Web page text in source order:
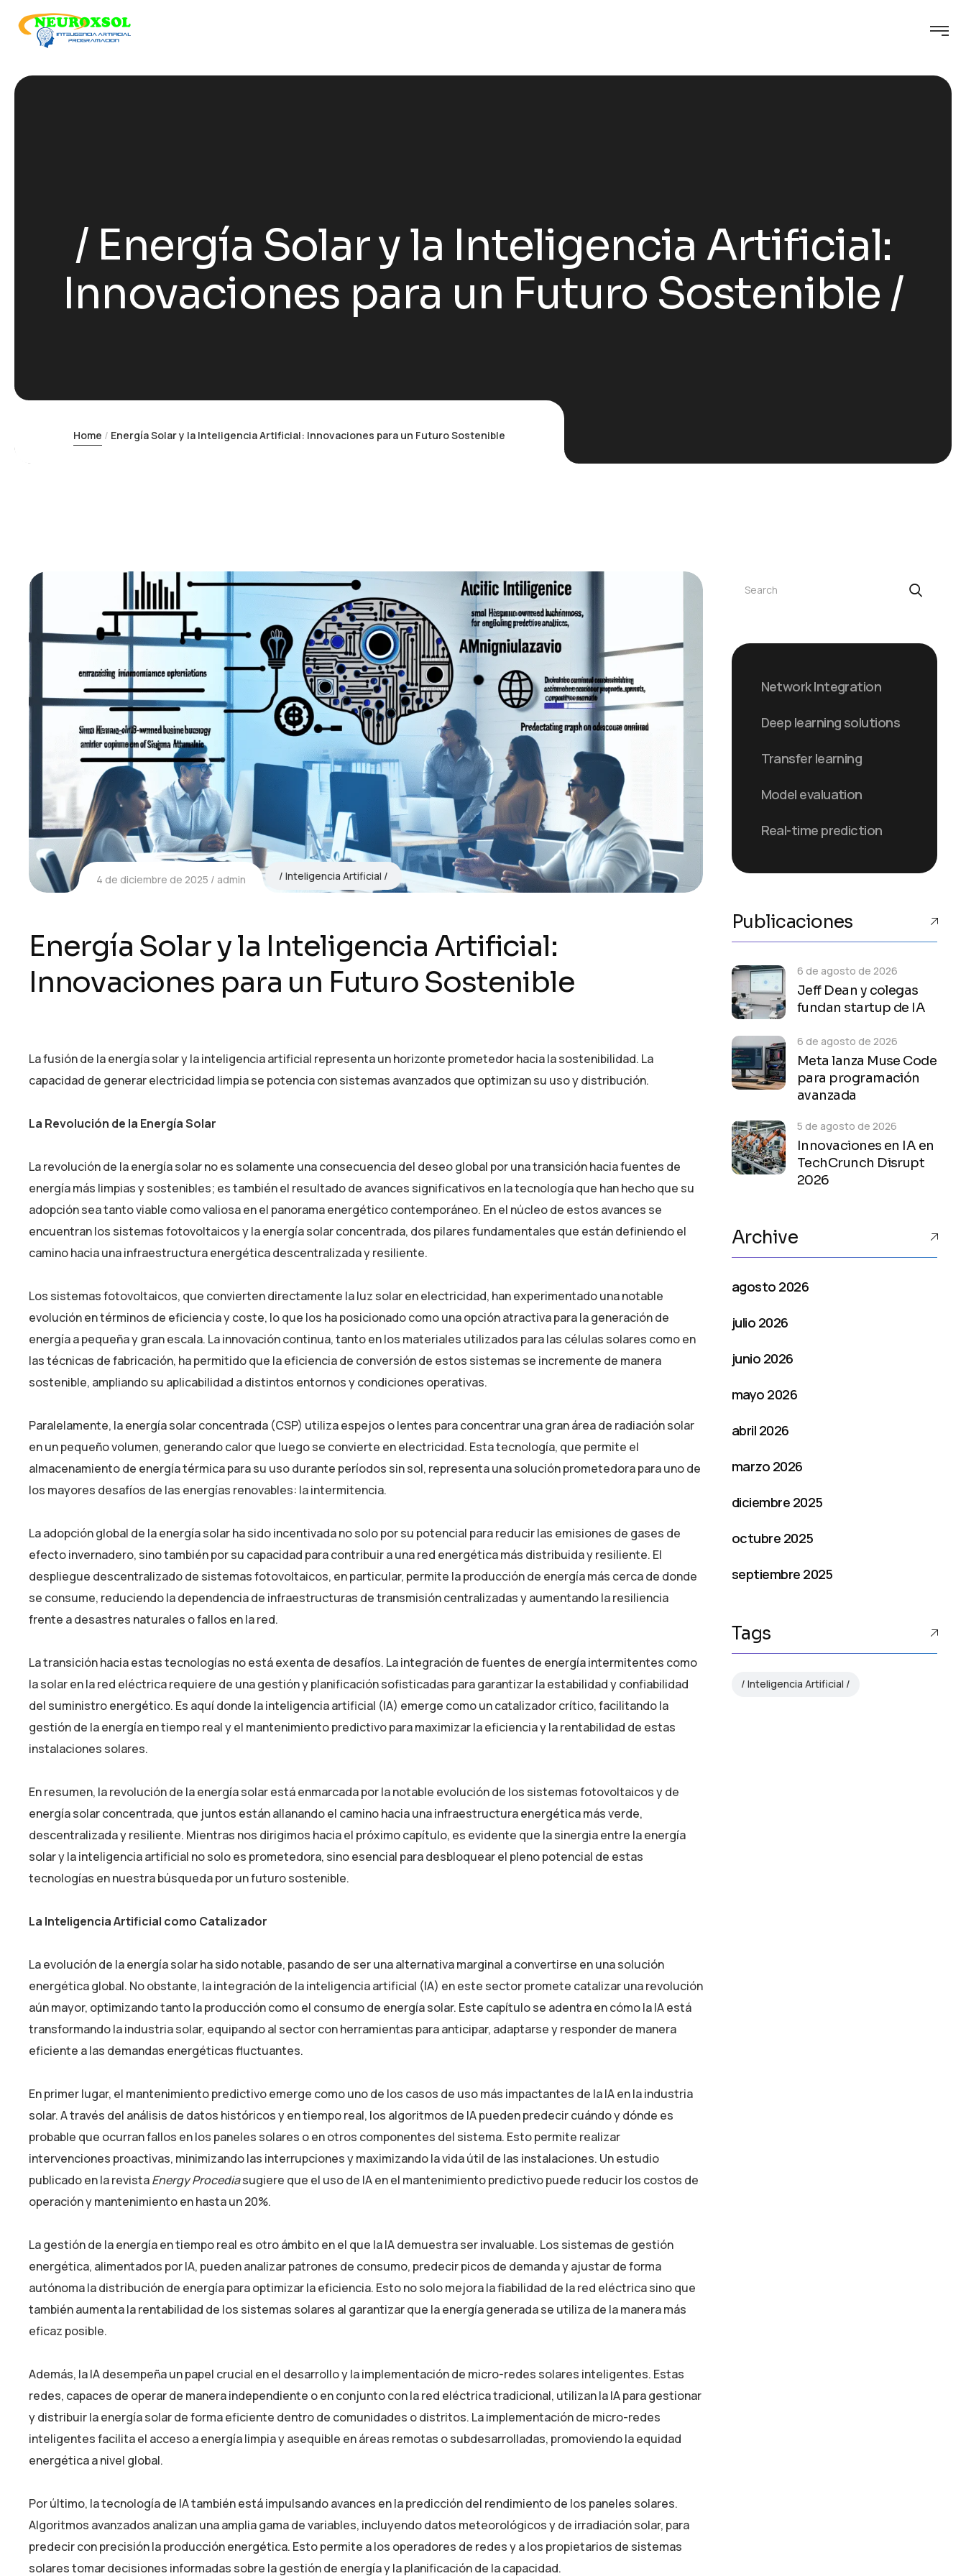
Energía Solar y la Inteligencia Artificial:
Innovaciones para un Futuro Sostenible
Home Energía Solar y la Inteligencia Artificial: Innovaciones para un Futuro Sostenible
4 de diciembre de 2025 admin Inteligencia Artificial
Energía Solar y la Inteligencia Artificial:
Innovaciones para un Futuro Sostenible
La fusión de la energía solar y la inteligencia artificial representa un horizonte prometedor hacia la sostenibilidad. La
capacidad de generar electricidad limpia se potencia con sistemas avanzados que optimizan su uso y distribución.
La Revolución de la Energía Solar
La revolución de la energía solar no es solamente una consecuencia del deseo global por una transición hacia fuentes de
energía más limpias y sostenibles; es también el resultado de avances significativos en la tecnología que han hecho que su
adopción sea tanto viable como valiosa en el panorama energético contemporáneo. En el núcleo de estos avances se
encuentran los sistemas fotovoltaicos y la energía solar concentrada, dos pilares fundamentales que están definiendo el
camino hacia una infraestructura energética descentralizada y resiliente.
Los sistemas fotovoltaicos, que convierten directamente la luz solar en electricidad, han experimentado una notable
evolución en términos de eficiencia y coste, lo que los ha posicionado como una opción atractiva para la generación de
energía a pequeña y gran escala. La innovación continua, tanto en los materiales utilizados para las células solares como en
las técnicas de fabricación, ha permitido que la eficiencia de conversión de estos sistemas se incremente de manera
sostenible, ampliando su aplicabilidad a distintos entornos y condiciones operativas.
Paralelamente, la energía solar concentrada (CSP) utiliza espejos o lentes para concentrar una gran área de radiación solar
en un pequeño volumen, generando calor que luego se convierte en electricidad. Esta tecnología, que permite el
almacenamiento de energía térmica para su uso durante períodos sin sol, representa una solución prometedora para uno de
los mayores desafíos de las energías renovables: la intermitencia.
La adopción global de la energía solar ha sido incentivada no solo por su potencial para reducir las emisiones de gases de
efecto invernadero, sino también por su capacidad para contribuir a una red energética más distribuida y resiliente. El
despliegue descentralizado de sistemas fotovoltaicos, en particular, permite la producción de energía más cerca de donde
se consume, reduciendo la dependencia de infraestructuras de transmisión centralizadas y aumentando la resiliencia
frente a desastres naturales o fallos en la red.
La transición hacia estas tecnologías no está exenta de desafíos. La integración de fuentes de energía intermitentes como
la solar en la red eléctrica requiere de una gestión y planificación sofisticadas para garantizar la estabilidad y confiabilidad
del suministro energético. Es aquí donde la inteligencia artificial (IA) emerge como un catalizador crítico, facilitando la
gestión de la energía en tiempo real y el mantenimiento predictivo para maximizar la eficiencia y la rentabilidad de estas
instalaciones solares.
En resumen, la revolución de la energía solar está enmarcada por la notable evolución de los sistemas fotovoltaicos y de
energía solar concentrada, que juntos están allanando el camino hacia una infraestructura energética más verde,
descentralizada y resiliente. Mientras nos dirigimos hacia el próximo capítulo, es evidente que la sinergia entre la energía
solar y la inteligencia artificial no solo es prometedora, sino esencial para desbloquear el pleno potencial de estas
tecnologías en nuestra búsqueda por un futuro sostenible.
La Inteligencia Artificial como Catalizador
La evolución de la energía solar ha sido notable, pasando de ser una alternativa marginal a convertirse en una solución
energética global. No obstante, la integración de la inteligencia artificial (IA) en este sector promete catalizar una revolución
aún mayor, optimizando tanto la producción como el consumo de energía solar. Este capítulo se adentra en cómo la IA está
transformando la industria solar, equipando al sector con herramientas para anticipar, adaptarse y responder de manera
eficiente a las demandas energéticas fluctuantes.
En primer lugar, el mantenimiento predictivo emerge como uno de los casos de uso más impactantes de la IA en la industria
solar. A través del análisis de datos históricos y en tiempo real, los algoritmos de IA pueden predecir cuándo y dónde es
probable que ocurran fallos en los paneles solares o en otros componentes del sistema. Esto permite realizar
intervenciones proactivas, minimizando las interrupciones y maximizando la vida útil de las instalaciones. Un estudio
publicado en la revistaEnergy Procediasugiere que el uso de IA en el mantenimiento predictivo puede reducir los costos de
operación y mantenimiento en hasta un 20%.
La gestión de la energía en tiempo real es otro ámbito en el que la IA demuestra ser invaluable. Los sistemas de gestión
energética, alimentados por IA, pueden analizar patrones de consumo, predecir picos de demanda y ajustar de forma
autónoma la distribución de energía para optimizar la eficiencia. Esto no solo mejora la fiabilidad de la red eléctrica sino que
también aumenta la rentabilidad de los sistemas solares al garantizar que la energía generada se utiliza de la manera más
eficaz posible.
Además, la IA desempeña un papel crucial en el desarrollo y la implementación de micro-redes solares inteligentes. Estas
redes, capaces de operar de manera independiente o en conjunto con la red eléctrica tradicional, utilizan la IA para gestionar
y distribuir la energía solar de forma eficiente dentro de comunidades o distritos. La implementación de micro-redes
inteligentes facilita el acceso a energía limpia y asequible en áreas remotas o subdesarrolladas, promoviendo la equidad
energética a nivel global.
Por último, la tecnología de IA también está impulsando avances en la predicción del rendimiento de los paneles solares.
Algoritmos avanzados analizan una amplia gama de variables, incluyendo datos meteorológicos y de irradiación solar, para
predecir con precisión la producción energética. Esto permite a los operadores de redes y a los propietarios de sistemas
solares tomar decisiones informadas sobre la gestión de energía y la planificación de la capacidad.
Buscar
Network Integration
Deep learning solutions
Transfer learning
Model evaluation
Real-time prediction
Publicaciones
Jeff Dean y colegas
fundan startup de IA
6 de agosto de 2026
Meta lanza Muse Code
para programación
avanzada
6 de agosto de 2026
Innovaciones en IA en
TechCrunch Disrupt
2026
5 de agosto de 2026
Archive
agosto 2026
julio 2026
junio 2026
mayo 2026
abril 2026
marzo 2026
diciembre 2025
octubre 2025
septiembre 2025
Tags
Inteligencia Artificial